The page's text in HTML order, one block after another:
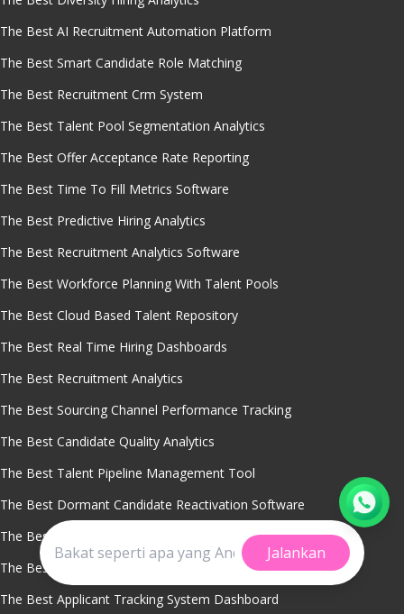
Jalankan
The Best AI Recruitment Automation Platform
The Best Smart Candidate Role Matching
The Best Recruitment Crm System
The Best Talent Pool Segmentation Analytics
The Best Offer Acceptance Rate Reporting
The Best Time To Fill Metrics Software
The Best Predictive Hiring Analytics
The Best Recruitment Analytics Software
The Best Workforce Planning With Talent Pools
The Best Cloud Based Talent Repository
The Best Real Time Hiring Dashboards
The Best Recruitment Analytics
The Best Sourcing Channel Performance Tracking
The Best Candidate Quality Analytics
The Best Talent Pipeline Management Tool
The Best Dormant Candidate Reactivation Software
The Best Cost Per Hire Analysis Tool
The Best Applicant Tracking Systems For Recruiters
The Best Applicant Tracking System Dashboard